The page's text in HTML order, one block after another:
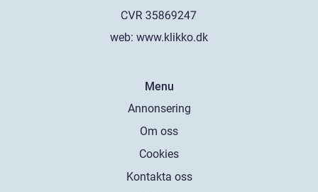
web: www.klikko.dk
Menu
Annonsering
Om oss
Cookies
Kontakta oss